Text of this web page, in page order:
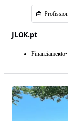
JLOK.pt
Financiamento